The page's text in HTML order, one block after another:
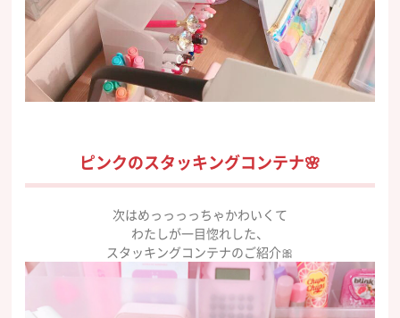
ピンクのスタッキングコンテナ🌸
次はめっっっっちゃかわいくて
わたしが一目惚れした、
スタッキングコンテナのご紹介🎀